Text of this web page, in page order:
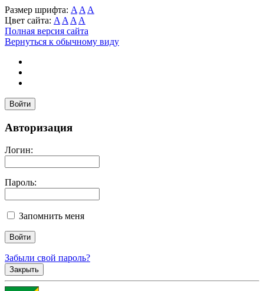
Размер шрифта: A A A
Цвет сайта: A A A A
Полная версия сайта
Вернуться к обычному виду
Войти
Авторизация
Логин:
Пароль:
Запомнить меня
Забыли свой пароль?
Закрыть